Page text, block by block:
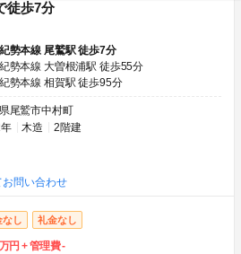
徒歩7分
勢本線 尾鷲駅 徒歩7分
勢本線 大曽根浦駅 徒歩55分
勢本線 相賀駅 徒歩95分
尾鷲市中村町
木造 2階建
問い合わせ
なし 礼金なし
円 管理費-